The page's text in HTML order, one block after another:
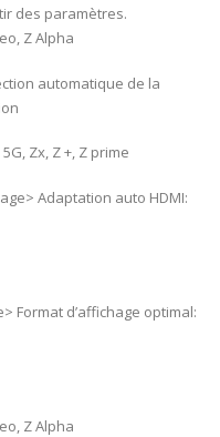
des paramètres.
Z Alpha
automatique de la
Zx, Z +, Z prime
Adaptation auto HDMI:
Format d’affichage optimal:
Z Alpha